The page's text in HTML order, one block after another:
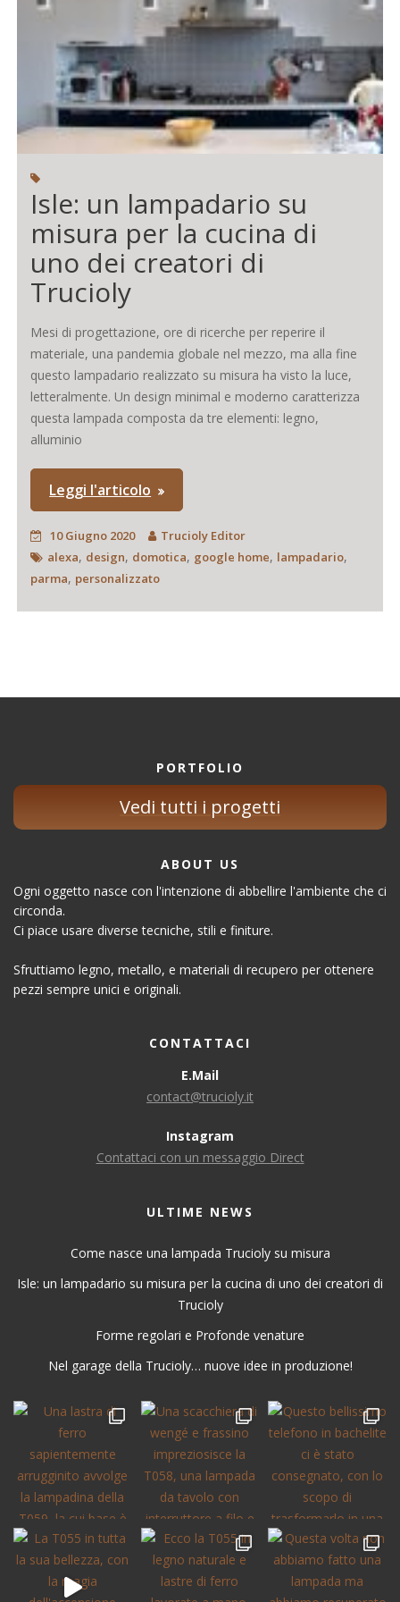
Isle: un lampadario su
misura per la cucina di
uno dei creatori di
Trucioly
Mesi di progettazione, ore di ricerche per reperire il
materiale, una pandemia globale nel mezzo, ma alla fine
questo lampadario realizzato su misura ha visto la luce,
letteralmente. Un design minimal e moderno caratterizza
questa lampada composta da tre elementi: legno,
alluminio
Leggi l'articolo
10 Giugno 2020
Trucioly Editor
alexa, design, domotica, google home, lampadario,
parma, personalizzato
PORTFOLIO
Vedi tutti i progetti
ABOUT US
Ogni oggetto nasce con l'intenzione di abbellire l'ambiente che ci
circonda.
Ci piace usare diverse tecniche, stili e finiture.
Sfruttiamo legno, metallo, e materiali di recupero per ottenere
pezzi sempre unici e originali.
CONTATTACI
E.Mail
contact@trucioly.it
Instagram
Contattaci con un messaggio Direct
ULTIME NEWS
Come nasce una lampada Trucioly su misura
Isle: un lampadario su misura per la cucina di uno dei creatori di
Trucioly
Forme regolari e Profonde venature
Nel garage della Trucioly… nuove idee in produzione!